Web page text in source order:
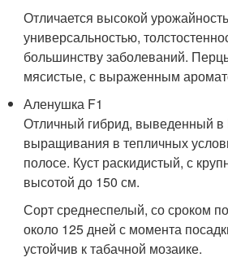
Отличается высокой
универсальностью,
большинству заболеваний.
мясистые, с выраженным
Аленушка F1
Отличный гибрид, выведенный в
выращивания в тепличных
полосе. Куст раскидистый, с
высотой до 150 см.
Сорт среднеспелый, со сроком
около 125 дней с момента
устойчив к табачной мозаике.